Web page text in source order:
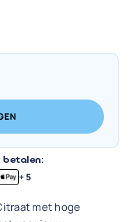
betalen:
+ 5
met hoge